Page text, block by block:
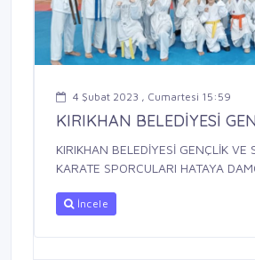
4 Şubat 2023 , Cumartesi 15:59
KIRIKHAN BELEDİYESİ
KIRIKHAN BELEDİYESİ GENÇLİK VE
KARATE SPORCULARI HATAYA
İncele